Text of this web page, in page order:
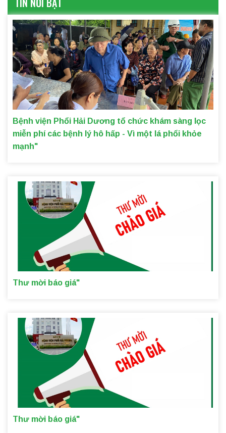
Bệnh viện Phổi Hải Dương tổ chức khám sàng lọc
miễn phí các bệnh lý hô hấp - Vì một lá phổi khỏe
mạnh"
Thư mời báo giá"
Thư mời báo giá"